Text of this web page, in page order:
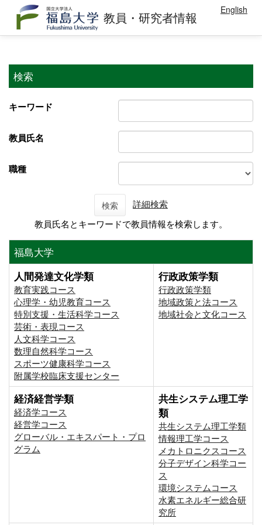
教員・研究者情報 English
検索
キーワード
教員氏名
職種
検索
詳細検索
教員氏名とキーワードで教員情報を検索します。
福島大学
人間発達文化学類
教育実践コース
心理学・幼児教育コース
特別支援・生活科学コース
芸術・表現コース
人文科学コース
数理自然科学コース
スポーツ健康科学コース
附属学校臨床支援センター
行政政策学類
行政政策学類
地域政策と法コース
地域社会と文化コース
経済経営学類
経済学コース
経営学コース
グローバル・エキスパート・プロ
グラム
共生システム理工学
類
共生システム理工学類
情報理工学コース
メカトロニクスコース
分子デザイン科学コー
ス
環境システムコース
⽔素エネルギー総合研
究所